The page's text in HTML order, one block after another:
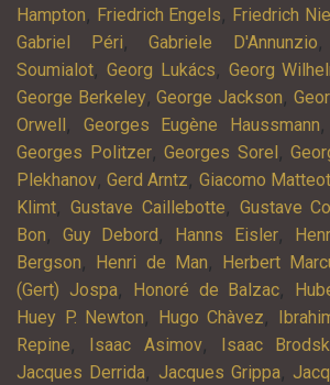
Hampton, Friedrich Engels, Friedrich
Gabriel Péri,Gabriele D'Annunzio
Soumialot, Georg Lukács, Georg
George Berkeley,George Jackson,
Orwell , Georges Eugène Haussmann
Georges Politzer, Georges Sorel ,
Plekhanov,Gerd Arntz, Giacomo
Klimt, Gustave Caillebotte, Gustave
Bon, Guy Debord , Hanns Eisler,
Bergson, Henri de Man, Herbert
(Gert) Jospa, Honoré de Balzac,
Huey P. Newton, Hugo Chàvez,
Repine, Isaac Asimov, Isaac
Jacques Derrida, Jacques Grippa,